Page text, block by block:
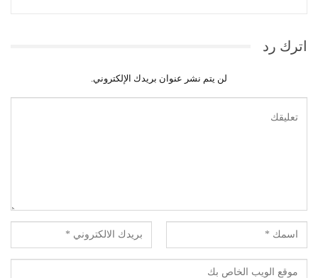
اترك رد
لن يتم نشر عنوان بريدك الإلكتروني.